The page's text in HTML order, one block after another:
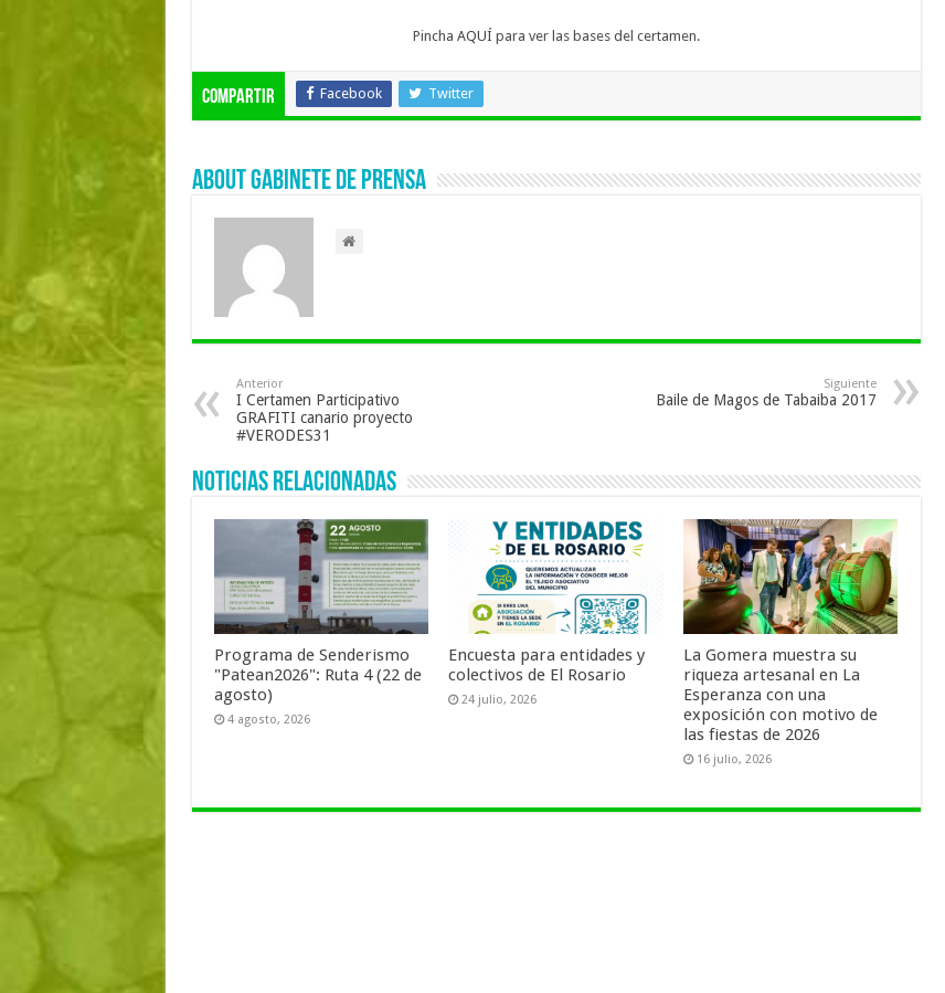
Pincha AQUÍ para ver las bases del certamen.
Compartir Facebook Twitter
About Gabinete de Prensa
Anterior
I Certamen Participativo
GRAFITI canario proyecto
#VERODES31
Siguiente
Baile de Magos de Tabaiba 2017
Noticias Relacionadas
Programa de Senderismo
"Patean2026": Ruta 4 (22 de
agosto)
4 agosto, 2026
Encuesta para entidades y
colectivos de El Rosario
24 julio, 2026
La Gomera muestra su
riqueza artesanal en La
Esperanza con una
exposición con motivo de
las fiestas de 2026
16 julio, 2026